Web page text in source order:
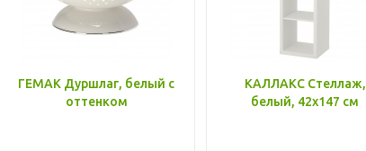
ГЕМАК Дуршлаг, белый с
оттенком
КАЛЛАКС Стеллаж,
белый, 42x147 см